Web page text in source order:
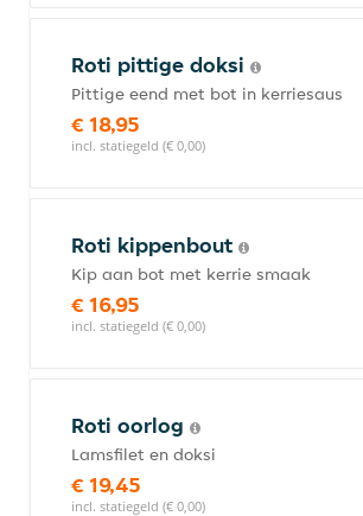
Roti pittige doksi
Pittige eend met bot in kerriesaus
€ 18,95
incl. statiegeld (€ 0,00)
Roti kippenbout
Kip aan bot met kerrie smaak
€ 16,95
incl. statiegeld (€ 0,00)
Roti oorlog
Lamsfilet en doksi
€ 19,45
incl. statiegeld (€ 0,00)